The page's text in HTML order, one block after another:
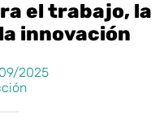
el trabajo, la
innovación
2025